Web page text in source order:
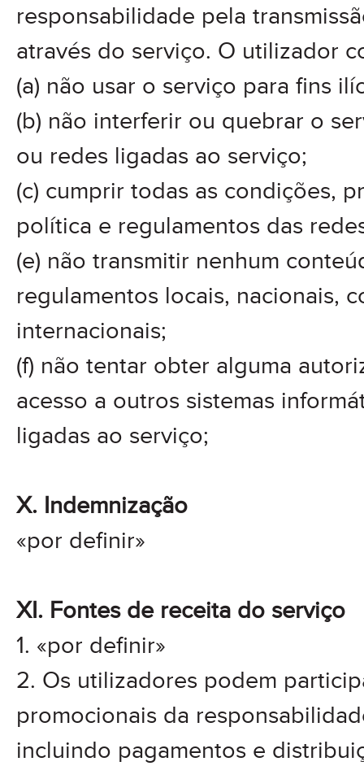
responsabilidade pela
através do serviço. O utilizador
(a) não usar o serviço para fins
(b) não interferir ou quebrar o
ou redes ligadas ao serviço;
(c) cumprir todas as condições,
política e regulamentos das
(e) não transmitir nenhum
regulamentos locais, nacionais,
internacionais;
(f) não tentar obter alguma
acesso a outros sistemas
ligadas ao serviço;
X. Indemnização
«por definir»
XI. Fontes de receita do serviço
1. «por definir»
2. Os utilizadores podem
promocionais da
incluindo pagamentos e